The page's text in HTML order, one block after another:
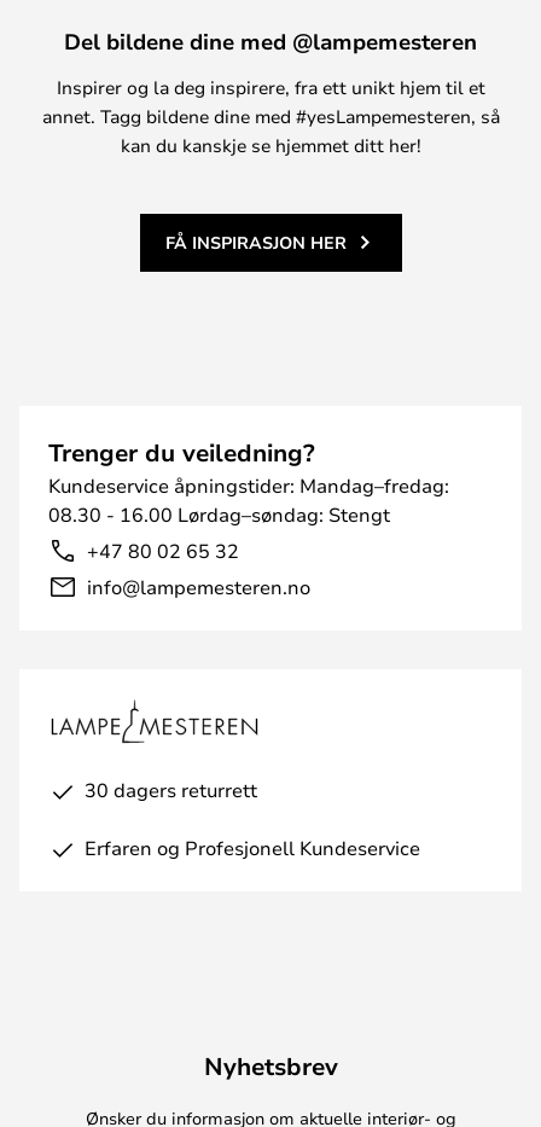
Del bildene dine med @lampemesteren
Inspirer og la deg inspirere, fra ett unikt hjem til et
annet. Tagg bildene dine med #yesLampemesteren, så
kan du kanskje se hjemmet ditt her!
FÅ INSPIRASJON HER
Trenger du veiledning?
Kundeservice åpningstider: Mandag–fredag:
08.30 - 16.00 Lørdag–søndag: Stengt
+47 80 02 65 32
info@lampemesteren.no
30 dagers returrett
Erfaren og Profesjonell Kundeservice
Nyhetsbrev
Ønsker du informasjon om aktuelle interiør- og